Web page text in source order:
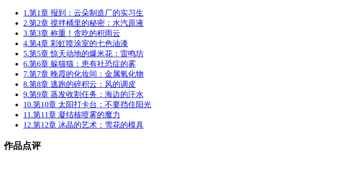
1.第1章 报到：云朵制造厂的实习生
2.第2章 搅拌桶里的秘密：水汽原液
3.第3章 称重！贪吃的积雨云
4.第4章 彩虹喷涂室的七色油漆
5.第5章 惊天动地的爆米花：雷鸣坊
6.第6章 躲猫猫：患有社恐症的雾
7.第7章 晚霞的化妆间：金属氧化物
8.第8章 逃跑的碎积云：风的调皮
9.第9章 蒸发收割任务：海边的汗水
10.第10章 太阳打卡台：不要挡住阳光
11.第11章 凝结核喷雾的魔力
12.第12章 冰晶的艺术：雪花的模具
作品点评